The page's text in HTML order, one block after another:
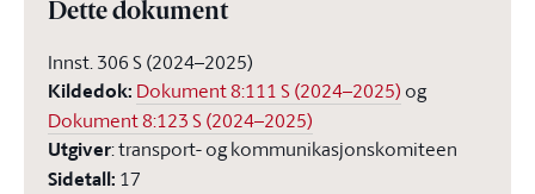
Dette dokument
Innst. 306 S (2024–2025)
Kildedok: Dokument 8:111 S (2024–2025) og
Dokument 8:123 S (2024–2025)
Utgiver:transport- og kommunikasjonskomiteen
Sidetall: 17